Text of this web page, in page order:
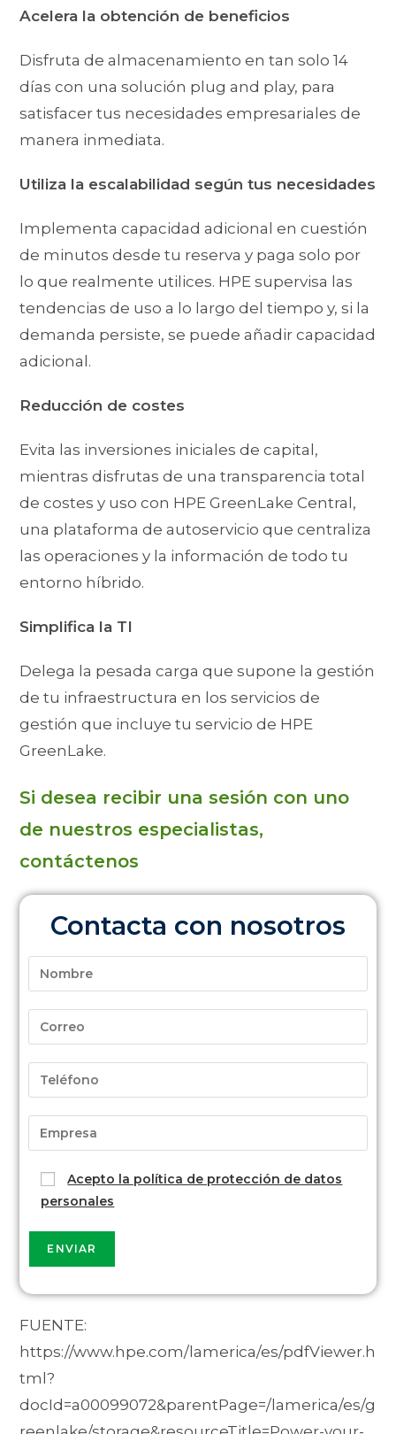
Acelera la obtención de beneficios
Disfruta de almacenamiento en tan solo 14
días con una solución plug and play, para
satisfacer tus necesidades empresariales de
manera inmediata.
Utiliza la escalabilidad según tus necesidades
Implementa capacidad adicional en cuestión
de minutos desde tu reserva y paga solo por
lo que realmente utilices. HPE supervisa las
tendencias de uso a lo largo del tiempo y, si la
demanda persiste, se puede añadir capacidad
adicional.
Reducción de costes
Evita las inversiones iniciales de capital,
mientras disfrutas de una transparencia total
de costes y uso con HPE GreenLake Central,
una plataforma de autoservicio que centraliza
las operaciones y la información de todo tu
entorno híbrido.
Simplifica la TI
Delega la pesada carga que supone la gestión
de tu infraestructura en los servicios de
gestión que incluye tu servicio de HPE
GreenLake.
Si desea recibir una sesión con uno
de nuestros especialistas,
contáctenos
Contacta con nosotros
Acepto la política de protección de datos
personales
FUENTE:
https://www.hpe.com/lamerica/es/pdfViewer.h
tml?
docId=a00099072&parentPage=/lamerica/es/g